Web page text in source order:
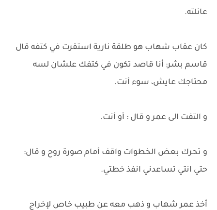
عائلته.
كان عقاب شهاب هو طلقة نارية استقرت في كتفه قال
قاسم بشر: أنا قاصد تكون في كتفك علشان لسه
محتاجك عايش، سوء أنت.
و التفت الى عمر و قال : أو أنت.
و تحرك بعض الخطوات واقف أمام صورة روح و قال:
حتي انتي تساعدني انفذ خطتي.
أخذ عمر شهاب و ذهب معه عن طبيب خاص لإخراج